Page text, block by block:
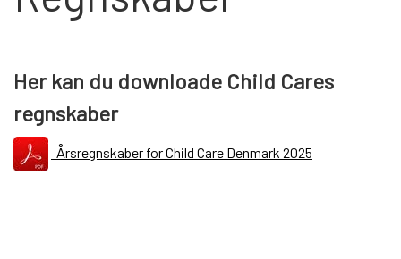
Her kan du downloade Child Cares
regnskaber
Årsregnskaber for Child Care Denmark 2025